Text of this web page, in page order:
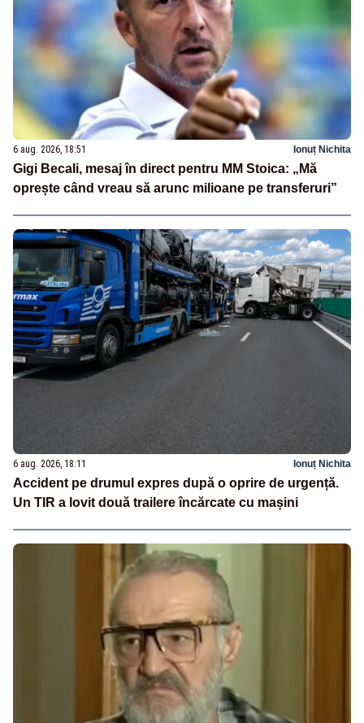
6 aug. 2026, 18:51 Ionuț Nichita
Gigi Becali, mesaj în direct pentru MM Stoica: „Mă
oprește când vreau să arunc milioane pe transferuri”
6 aug. 2026, 18:11 Ionuț Nichita
Accident pe drumul expres după o oprire de urgență.
Un TIR a lovit două trailere încărcate cu mașini